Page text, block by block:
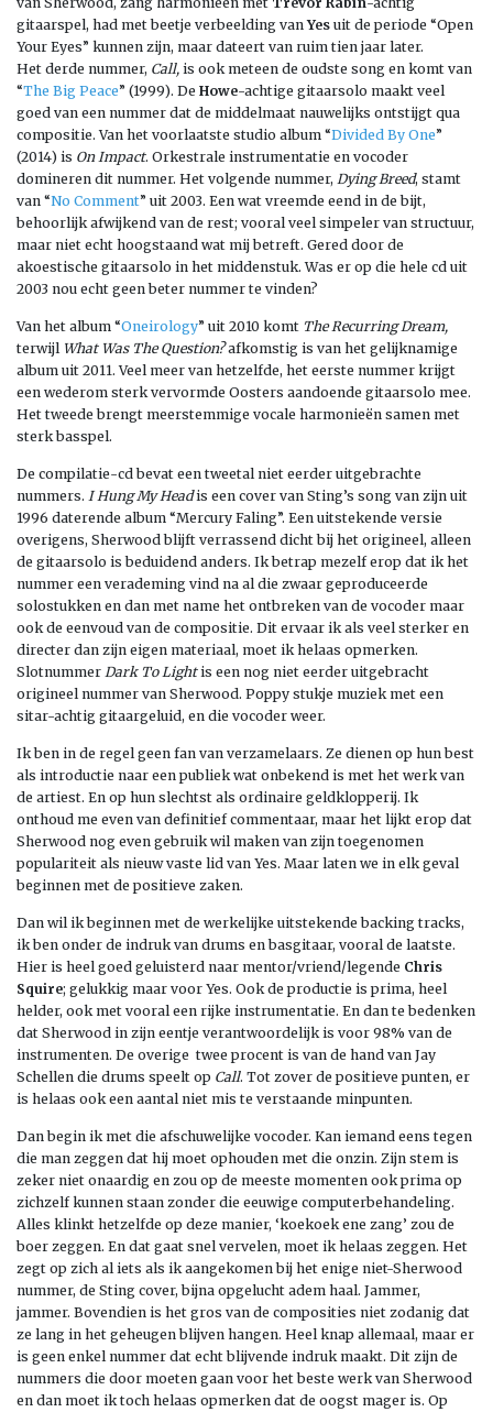
gitaarspel, had met beetje verbeelding vanYes uit de periode “Open
Your Eyes” kunnen zijn, maar dateert van ruim tien jaar later.
Het derde nummer, Call, is ook meteen de oudste song en komt van
“The Big Peace” (1999). De Howe-achtige gitaarsolo maakt veel
goed van een nummer dat de middelmaat nauwelijks ontstijgt qua
compositie. Van het voorlaatste studio album “Divided By One”
(2014) is On Impact. Orkestrale instrumentatie en vocoder
domineren dit nummer. Het volgende nummer, Dying Breed, stamt
van “No Comment” uit 2003. Een wat vreemde eend in de bijt,
behoorlijk afwijkend van de rest; vooral veel simpeler van structuur,
maar niet echt hoogstaand wat mij betreft. Gered door de
akoestische gitaarsolo in het middenstuk. Was er op die hele cd uit
2003 nou echt geen beter nummer te vinden?
Van het album “Oneirology” uit 2010 komt The Recurring Dream,
terwijl What Was The Question?afkomstig is van het gelijknamige
album uit 2011. Veel meer van hetzelfde, het eerste nummer krijgt
een wederom sterk vervormde Oosters aandoende gitaarsolo mee.
Het tweede brengt meerstemmige vocale harmonieën samen met
sterk basspel.
De compilatie-cd bevat een tweetal niet eerder uitgebrachte
nummers. I Hung My Headis een cover van Sting’s song van zijn uit
1996 daterende album “Mercury Faling”. Een uitstekende versie
overigens, Sherwood blijft verrassend dicht bij het origineel, alleen
de gitaarsolo is beduidend anders. Ik betrap mezelf erop dat ik het
nummer een verademing vind na al die zwaar geproduceerde
solostukken en dan met name het ontbreken van de vocoder maar
ook de eenvoud van de compositie. Dit ervaar ik als veel sterker en
directer dan zijn eigen materiaal, moet ik helaas opmerken.
Slotnummer Dark To Lightis een nog niet eerder uitgebracht
origineel nummer van Sherwood. Poppy stukje muziek met een
sitar-achtig gitaargeluid, en die vocoder weer.
Ik ben in de regel geen fan van verzamelaars. Ze dienen op hun best
als introductie naar een publiek wat onbekend is met het werk van
de artiest. En op hun slechtst als ordinaire geldklopperij. Ik
onthoud me even van definitief commentaar, maar het lijkt erop dat
Sherwood nog even gebruik wil maken van zijn toegenomen
populariteit als nieuw vaste lid van Yes. Maar laten we in elk geval
beginnen met de positieve zaken.
Dan wil ik beginnen met de werkelijke uitstekende backing tracks,
ik ben onder de indruk van drums en basgitaar, vooral de laatste.
Hier is heel goed geluisterd naar mentor/vriend/legende Chris
Squire; gelukkig maar voor Yes. Ook de productie is prima, heel
helder, ook met vooral een rijke instrumentatie. En dan te bedenken
dat Sherwood in zijn eentje verantwoordelijk is voor 98% van de
instrumenten. De overige twee procent is van de hand van Jay
Schellen die drums speelt op Call. Tot zover de positieve punten, er
is helaas ook een aantal niet mis te verstaande minpunten.
Dan begin ik met die afschuwelijke vocoder. Kan iemand eens tegen
die man zeggen dat hij moet ophouden met die onzin. Zijn stem is
zeker niet onaardig en zou op de meeste momenten ook prima op
zichzelf kunnen staan zonder die eeuwige computerbehandeling.
Alles klinkt hetzelfde op deze manier, ‘koekoek ene zang’ zou de
boer zeggen. En dat gaat snel vervelen, moet ik helaas zeggen. Het
zegt op zich al iets als ik aangekomen bij het enige niet-Sherwood
nummer, de Sting cover, bijna opgelucht adem haal. Jammer,
jammer. Bovendien is het gros van de composities niet zodanig dat
ze lang in het geheugen blijven hangen. Heel knap allemaal, maar er
is geen enkel nummer dat echt blijvende indruk maakt. Dit zijn de
nummers die door moeten gaan voor het beste werk van Sherwood
en dan moet ik toch helaas opmerken dat de oogst mager is. Op